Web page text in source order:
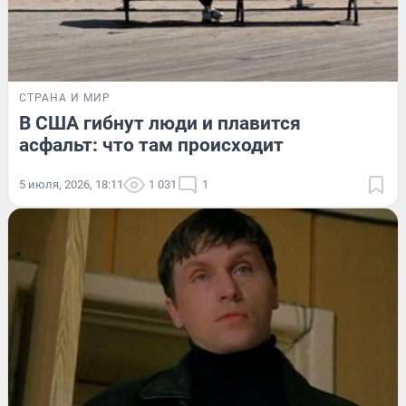
СТРАНА И МИР
В США гибнут люди и плавится
асфальт: что там происходит
5 июля, 2026, 18:11 1 031 1